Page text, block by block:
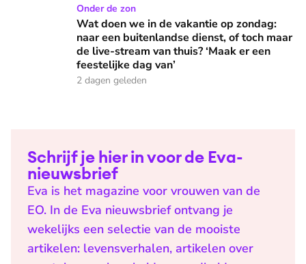
Wat doen we in de vakantie op zondag: naar een
Onder de zon
Wat doen we in de vakantie op zondag:
naar een buitenlandse dienst, of toch maar
de live-stream van thuis? ‘Maak er een
feestelijke dag van’
2 dagen geleden
Schrijf je hier in voor de Eva-
nieuwsbrief
Eva is het magazine voor vrouwen van de
EO. In de Eva nieuwsbrief ontvang je
wekelijks een selectie van de mooiste
artikelen: levensverhalen, artikelen over